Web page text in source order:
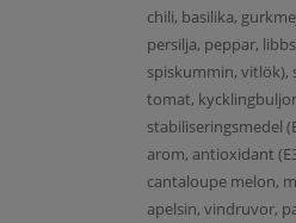
chili, basilika,
persilja, peppar,
spiskummin, vitlök),
tomat,
stabiliseringsmedel
arom, antioxidant
cantaloupe melon,
apelsin, vindruvor,